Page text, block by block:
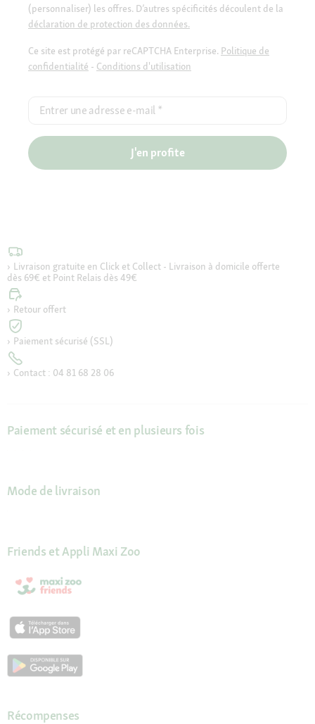
(personnaliser) les offres. D’autres spécificités découlent de la
déclaration de protection des données.
Ce site est protégé par reCAPTCHA Enterprise. Politique de
confidentialité - Conditions d'utilisation
Entrer une adresse e-mail *
J'en profite
Livraison gratuite en Click et Collect - Livraison à domicile offerte
dès 69€ et Point Relais dès 49€
Retour offert
Paiement sécurisé (SSL)
Contact : 04 81 68 28 06
Paiement sécurisé et en plusieurs fois
Mode de livraison
Friends et Appli Maxi Zoo
Récompenses